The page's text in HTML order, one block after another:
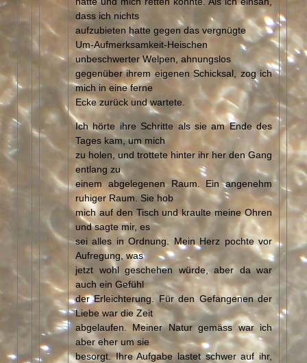
dass ich nichts
aufzubieten hatte gegen das vergnügte
Um-Aufmerksamkeit-Heischen
unbeschwerter Welpen, ahnungslos
gegenüber ihrem eigenen Schicksal, zog ich
mich in eine ferne
Ecke zurück und wartete.
Ich hörte ihre Schritte als sie am Ende des
Tages kam, um mich
zu holen, und trottete hinter ihr her den Gang
entlang zu
einem abgelegenen Raum. Ein angenehm
ruhiger Raum. Sie hob
mich auf den Tisch und kraulte meine Ohren
und sagte mir, es
sei alles in Ordnung. Mein Herz pochte vor
Aufregung, was
jetzt wohl geschehen würde, aber da war
auch ein Gefühl
der Erleichterung. Für den Gefangenen der
Liebe war die Zeit
abgelaufen. Meiner Natur gemäss war ich
aber eher um sie
besorgt. Ihre Aufgabe lastet schwer auf ihr,